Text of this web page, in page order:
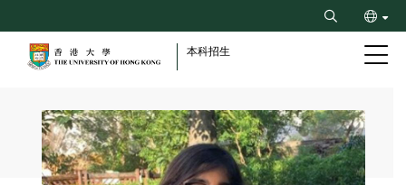
to
content
Search
本科招生